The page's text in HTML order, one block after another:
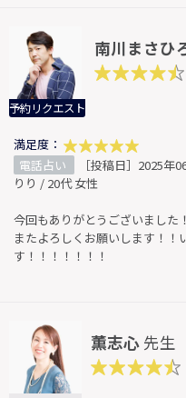
予約リクエスト
南川まさひ
満足度：
電話占い
［投稿日］2025年
りり / 20代 女性
今回もありがとうございました！
またよろしくお願いします！！
す！！！！！！！
薫志心 先生